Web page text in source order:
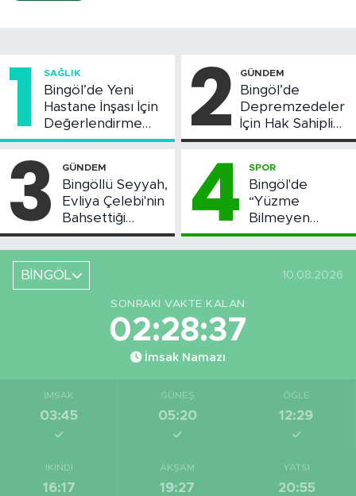
1 SAĞLIK
Bingöl’de Yeni
Hastane İnşası İçin
Değerlendirme
Toplantısı Yapıldı
2 GÜNDEM
Bingöl’de
Depremzedeler
İçin Hak Sahipliği
Askı Süreci
3 GÜNDEM
Bingöllü Seyyah,
Evliya Çelebi'nin
Bahsettiği
Bingöl'deki O
Yeri Görüntüledi
4 SPOR
Bingöl'de
“Yüzme
Bilmeyen
Kalmasın”
Projesi Devam
Ediyor
BİNGÖL 10.08.2026
SONRAKI VAKTE KALAN
02:28:37
İmsak Namazı
İMSAK
03:45
GÜNEŞ
05:20
ÖĞLE
12:29
İKINDI
16:17
AKŞAM
19:27
YATSI
20:55